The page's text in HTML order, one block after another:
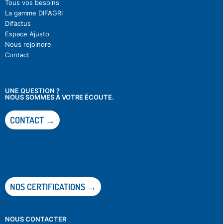
Tous vos besoins
La gamme DIFAGRI
Dif’actus
Espace Ajusto
Nous rejoindre
Contact
UNE QUESTION ?
NOUS SOMMES À VOTRE ÉCOUTE.
CONTACT →
NOS CERTIFICATIONS →
NOUS CONTACTER